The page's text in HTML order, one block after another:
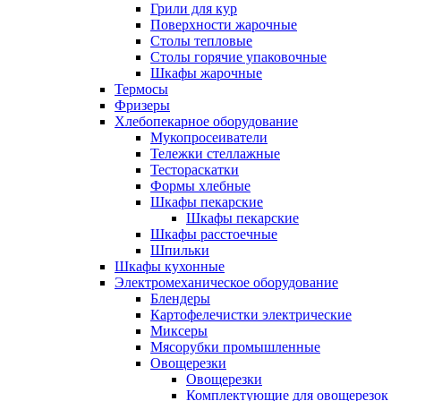
Грили для кур
Поверхности жарочные
Столы тепловые
Столы горячие упаковочные
Шкафы жарочные
Термосы
Фризеры
Хлебопекарное оборудование
Мукопросеиватели
Тележки стеллажные
Тестораскатки
Формы хлебные
Шкафы пекарские
Шкафы пекарские
Шкафы расстоечные
Шпильки
Шкафы кухонные
Электромеханическое оборудование
Блендеры
Картофелечистки электрические
Миксеры
Мясорубки промышленные
Овощерезки
Овощерезки
Комплектующие для овощерезок